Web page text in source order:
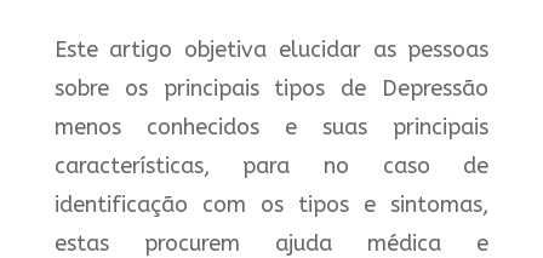
Este artigo objetiva elucidar as pessoas
sobre os principais tipos de Depressão
menos conhecidos e suas principais
características, para no caso de
identificação com os tipos e sintomas,
estas procurem ajuda médica e